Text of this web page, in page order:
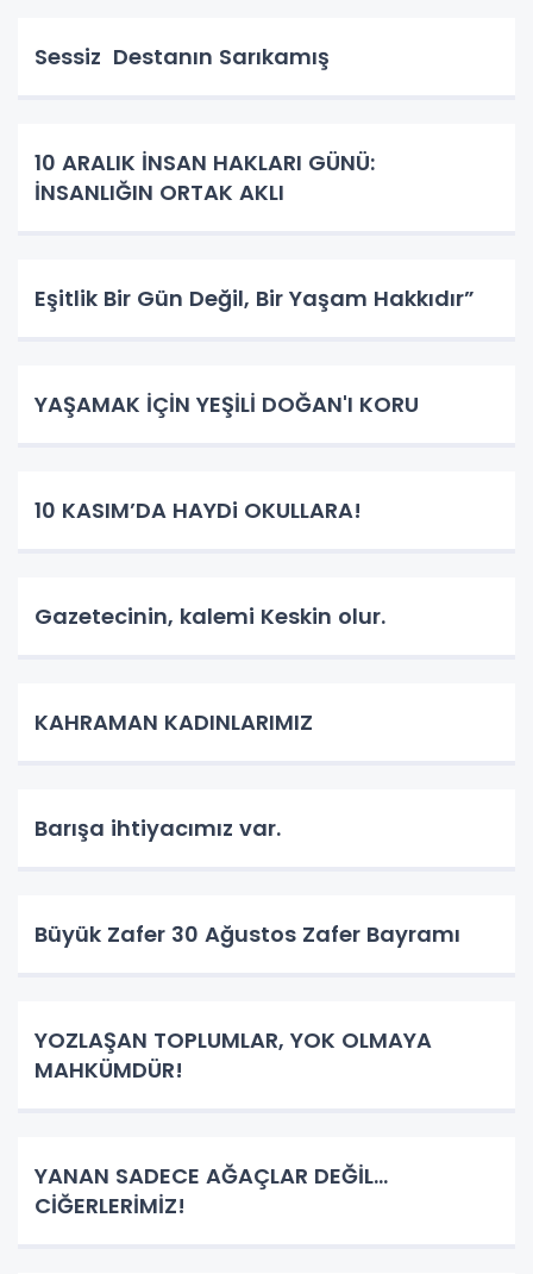
Sessiz Destanın Sarıkamış
10 ARALIK İNSAN HAKLARI GÜNÜ:
İNSANLIĞIN ORTAK AKLI
Eşitlik Bir Gün Değil, Bir Yaşam Hakkıdır”
YAŞAMAK İÇİN YEŞİLİ DOĞAN'I KORU
10 KASIM’DA HAYDi OKULLARA!
Gazetecinin, kalemi Keskin olur.
KAHRAMAN KADINLARIMIZ
Barışa ihtiyacımız var.
Büyük Zafer 30 Ağustos Zafer Bayramı
YOZLAŞAN TOPLUMLAR, YOK OLMAYA
MAHKÜMDÜR!
YANAN SADECE AĞAÇLAR DEĞİL…
CİĞERLERİMİZ!